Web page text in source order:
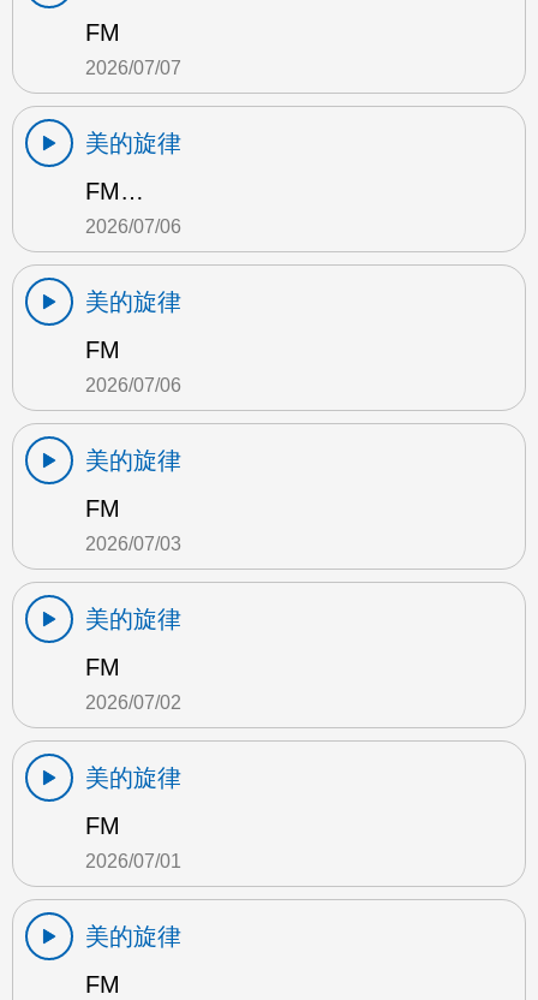
FM
2026/07/07
美的旋律
FM…
2026/07/06
美的旋律
FM
2026/07/06
美的旋律
FM
2026/07/03
美的旋律
FM
2026/07/02
美的旋律
FM
2026/07/01
美的旋律
FM